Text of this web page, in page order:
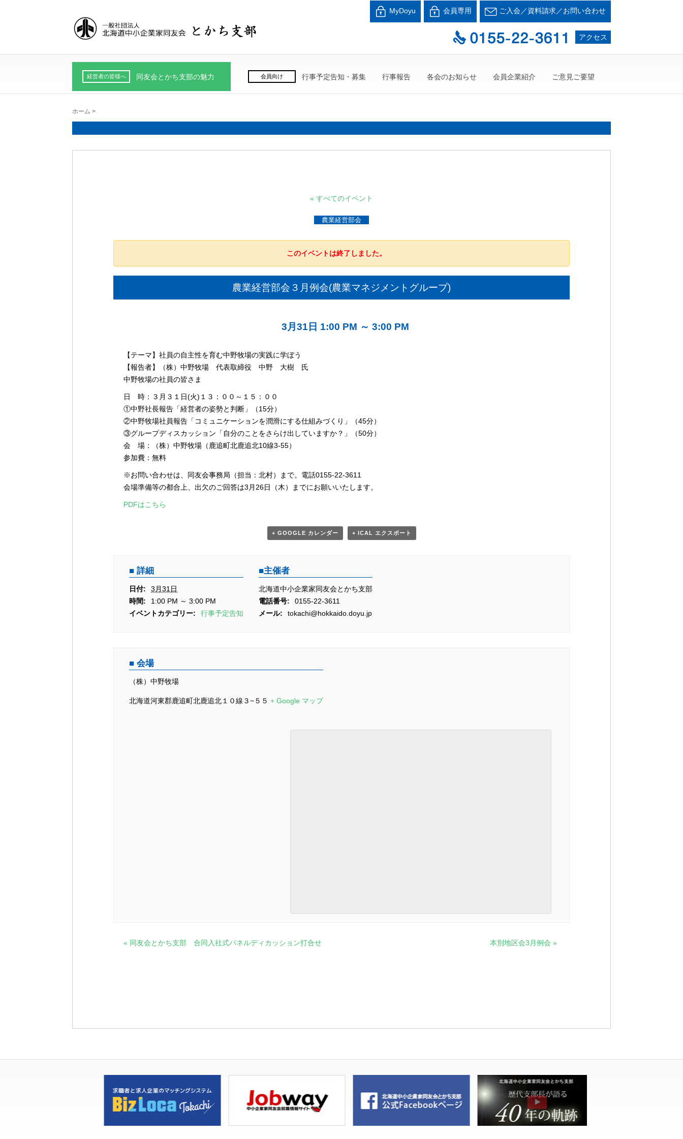
北海道中小企業家同友会とかち支部
良い会社、良い経営者、よい経営環境づくりを目指して・・・人が輝く21世紀を創ろう！
MyDoyu 会員専用 ご入会／資料請求／お問い合わせ
アクセス
経営者の皆様へ 同友会とかち支部の魅力 会員向け 行事予定告知・募集 行事報告 各会のお知らせ 会員企業紹介 ご意見ご要望
ホーム >
« すべてのイベント
農業経営部会
このイベントは終了しました。
農業経営部会３月例会(農業マネジメントグループ)
3月31日 1:00 PM ～ 3:00 PM
イ
ベ
ン
ト
ナ
ビ
ゲ
ー
シ
ョ
ン
【テーマ】社員の自主性を育む中野牧場の実践に学ぼう
【報告者】（株）中野牧場 代表取締役 中野 大樹 氏
中野牧場の社員の皆さま
日 時：３月３１日(火)１３：００～１５：００
①中野社長報告「経営者の姿勢と判断」（15分）
②中野牧場社員報告「コミュニケーションを潤滑にする仕組みづくり」（45分）
③グループディスカッション「自分のことをさらけ出していますか？」（50分）
会 場：（株）中野牧場（鹿追町北鹿追北10線3-55）
参加費：無料
※お問い合わせは、同友会事務局（担当：北村）まで。電話0155-22-3611
会場準備等の都合上、出欠のご回答は3月26日（木）までにお願いいたします。
PDFはこちら
+ GOOGLE カレンダー + ICAL エクスポート
詳細
日付:
3月31日
時間:
1:00 PM ～ 3:00 PM
イベントカテゴリー:
行事予定告知
主催者
北海道中小企業家同友会とかち支部
電話番号:
0155-22-3611
メール:
tokachi@hokkaido.doyu.jp
会場
（株）中野牧場
北海道河東郡鹿追町北鹿追北１０線３−５５ + Google マップ
イ
ョ
ン
« 同友会とかち支部 合同入社式パネルディカッション打合せ 本別地区会3月例会 »